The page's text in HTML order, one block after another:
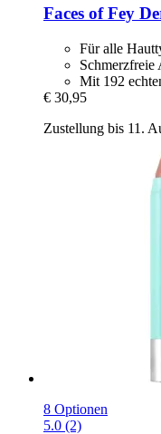
Faces of Fey
Für alle
Schmerzfreie
Mit 192
€ 30,95
Zustellung bis 11.
8 Optionen
5.0 (2)